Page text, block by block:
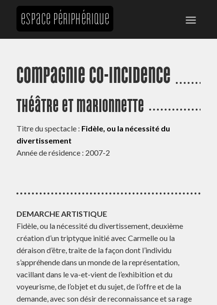
Compagnie Co-incidence
Théâtre et marionnette
Titre du spectacle : Fidèle, ou la nécessité du
divertissement
Année de résidence : 2007-2
DEMARCHE ARTISTIQUE
Fidèle, ou la nécessité du divertissement, deuxième
création d’un triptyque initié avec Carmelle ou la
déraison d’être, traite de la façon dont l’individu
s’appréhende dans un monde de la représentation,
vacillant dans le va-et-vient de l’exhibition et du
voyeurisme, de l’objet et du sujet, de l’offre et de la
demande, avec son désir de reconnaissance et sa rage